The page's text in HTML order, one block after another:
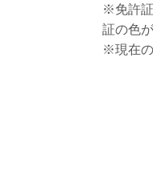
※免許
証の色
※現在